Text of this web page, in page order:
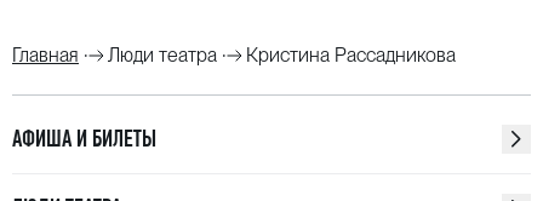
Главная Люди театра Кристина Рассадникова
АФИША И БИЛЕТЫ